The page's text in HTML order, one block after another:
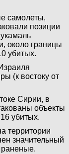
самолеты,
позиции
около границы
убитых.
(к востоку от
Сирии, в
объекты
убитых.
территории
значительный